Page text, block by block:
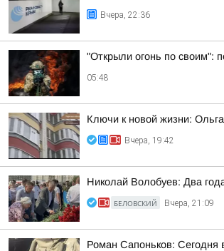
Вчера, 22:36
"Открыли огонь по своим":
05:48
Ключи к новой жизни:
Вчера, 19:42
Николай Волобуев: Два
БЕЛОВСКИЙ Вчера, 21:09
Роман Сапоньков: Сегодня